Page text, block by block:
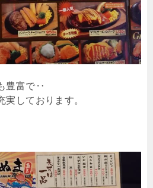
豊富で‥
実しております。